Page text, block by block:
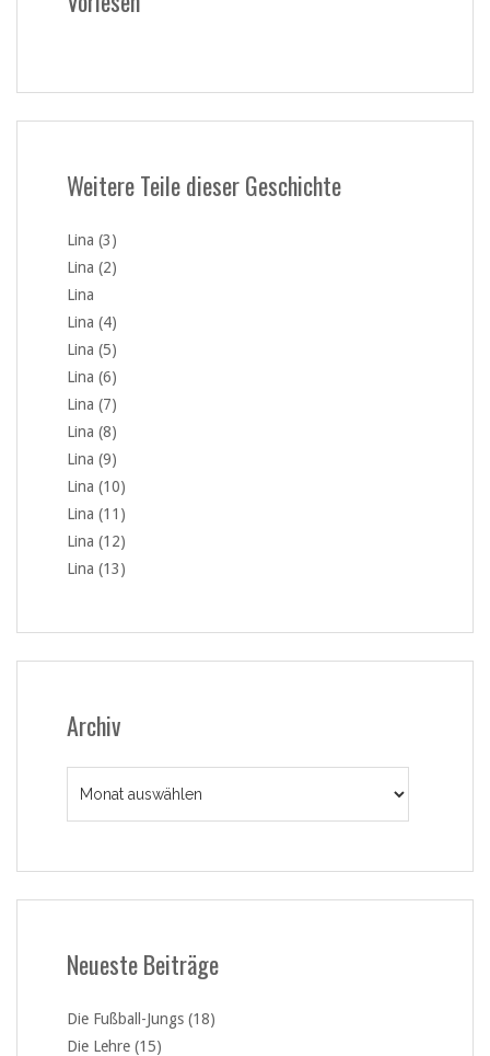
Weitere Teile dieser Geschichte
Lina (3)
Lina (2)
Lina
Lina (4)
Lina (5)
Lina (6)
Lina (7)
Lina (8)
Lina (9)
Lina (10)
Lina (11)
Lina (12)
Lina (13)
Archiv
Neueste Beiträge
Die Fußball-Jungs (18)
Die Lehre (15)